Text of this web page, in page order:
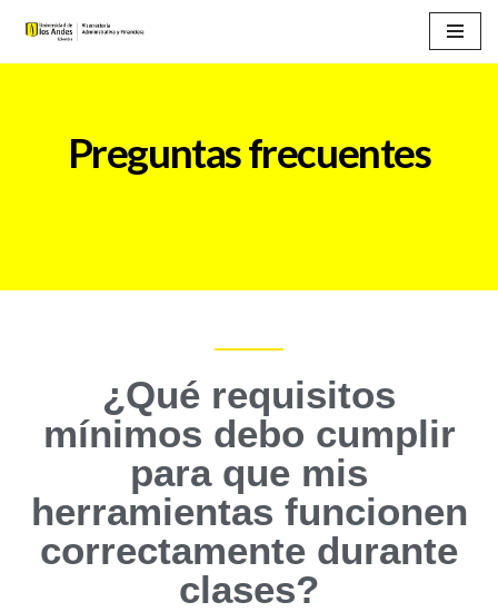
Saltar
Preguntas frecuentes
¿Qué requisitos
mínimos debo cumplir
para que mis
herramientas funcionen
correctamente durante
clases?​